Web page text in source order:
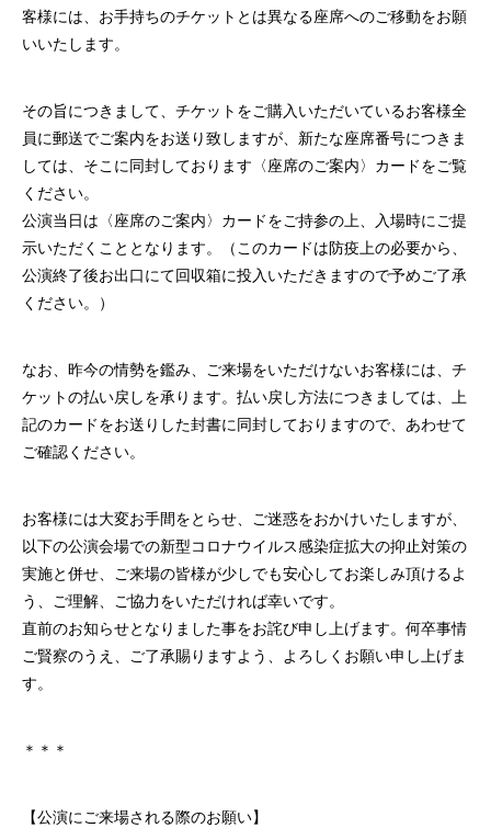
客様には、お手持ちのチケットとは異なる座席へのご移動をお願
いいたします。
その旨につきまして、チケットをご購入いただいているお客様全
員に郵送でご案内をお送り致しますが、新たな座席番号につきま
しては、そこに同封しております〈座席のご案内〉カードをご覧
ください。
公演当日は〈座席のご案内〉カードをご持参の上、入場時にご提
示いただくこととなります。（このカードは防疫上の必要から、
公演終了後お出口にて回収箱に投入いただきますので予めご了承
ください。）
なお、昨今の情勢を鑑み、ご来場をいただけないお客様には、チ
ケットの払い戻しを承ります。払い戻し方法につきましては、上
記のカードをお送りした封書に同封しておりますので、あわせて
ご確認ください。
お客様には大変お手間をとらせ、ご迷惑をおかけいたしますが、
以下の公演会場での新型コロナウイルス感染症拡大の抑止対策の
実施と併せ、ご来場の皆様が少しでも安心してお楽しみ頂けるよ
う、ご理解、ご協力をいただければ幸いです。
直前のお知らせとなりました事をお詫び申し上げます。何卒事情
ご賢察のうえ、ご了承賜りますよう、よろしくお願い申し上げま
す。
＊＊＊
【公演にご来場される際のお願い】